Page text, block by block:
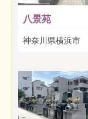
八景苑
神奈川県横浜市